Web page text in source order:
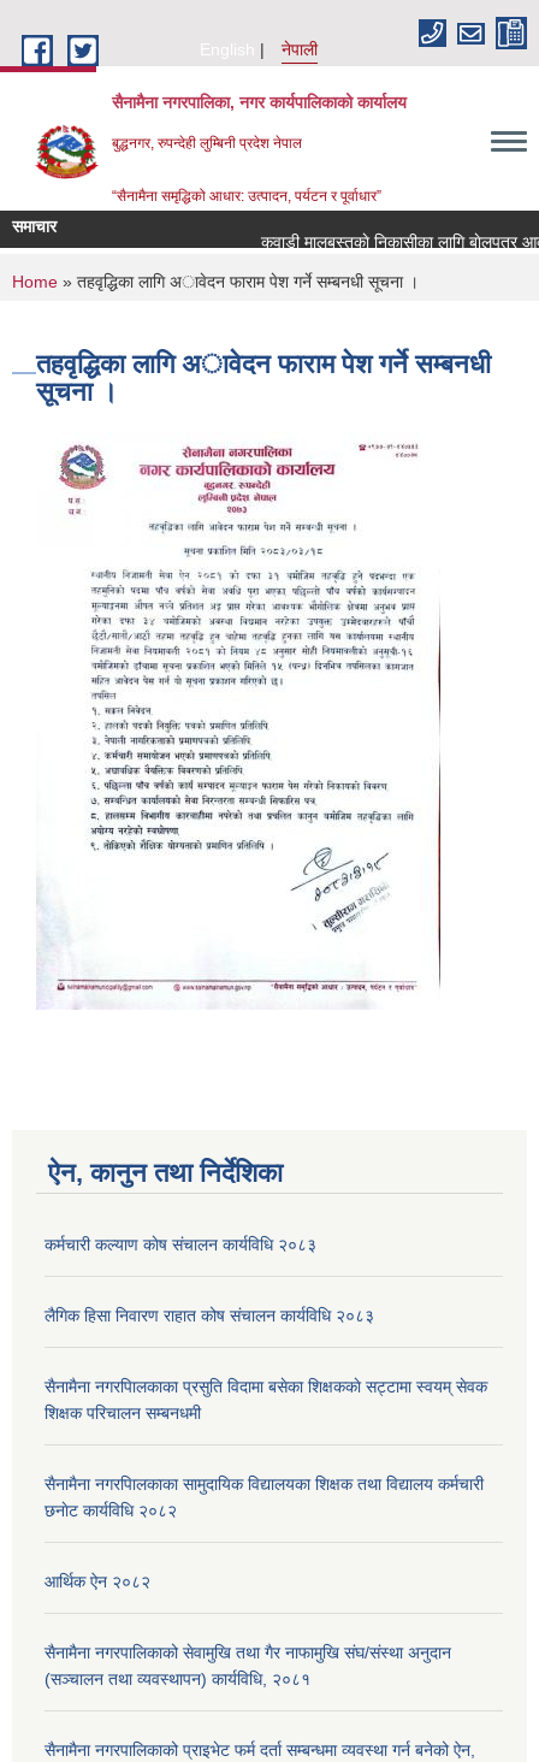
English
नेपाली
सैनामैना नगरपालिका, नगर कार्यपालिकाको कार्यालय
बुद्धनगर, रुपन्देही लुम्बिनी प्रदेश नेपाल
“सैनामैना समृद्धिको आधार: उत्पादन, पर्यटन र पूर्वाधार”
समाचार
कवाडी मालबस्तुकाे निकासीका लागि बाेलपत्र
You are here
Home » तहवृद्धिका लागि अावेदन फाराम पेश गर्ने सम्बनधी सूचना ।
तहवृद्धिका लागि अावेदन फाराम पेश गर्ने सम्बनधी
सूचना ।
ऐन, कानुन तथा निर्देशिका
कर्मचारी कल्याण काेष संचालन कार्यविधि २०८३
लैगिक हिसा निवारण राहात कोष संचालन कार्यविधि २०८३
सैनामैना नगरपािलकाका प्रसुति विदामा बसेका शिक्षककाे सट्टामा स्वयम् सेवक
शिक्षक परिचालन सम्बनधमी
सैनामैना नगरपािलकाका सामुदायिक विद्यालयका शिक्षक तथा विद्यालय कर्मचारी
छनाेट कार्यविधि २०८२
आर्थिक ऐन २०८२
सैनामैना नगरपालिकाको सेवामुखि तथा गैर नाफामुखि संघ/संस्था अनुदान
(सञ्चालन तथा व्यवस्थापन) कार्यविधि, २०८१
सैनामैना नगरपालिकाको प्राइभेट फर्म दर्ता सम्बन्धमा व्यवस्था गर्न बनेको ऐन,